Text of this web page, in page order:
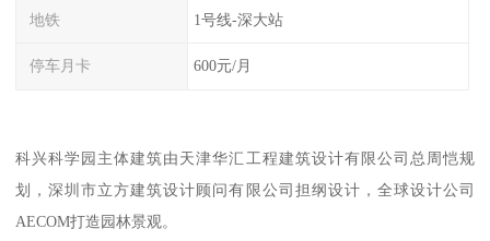
地铁 1号线-深大站
停车月卡 600元/月
科兴科学园主体建筑由天津华汇工程建筑设计有限公司总周恺规
划，深圳市立方建筑设计顾问有限公司担纲设计，全球设计公司
AECOM打造园林景观。